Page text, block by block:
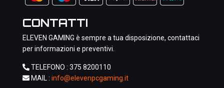
CONTATTI
ELEVEN GAMING è sempre a tua disposizione, contattaci
per informazioni e preventivi.
TELEFONO : 375 8200110
MAIL : info@elevenpcgaming.it